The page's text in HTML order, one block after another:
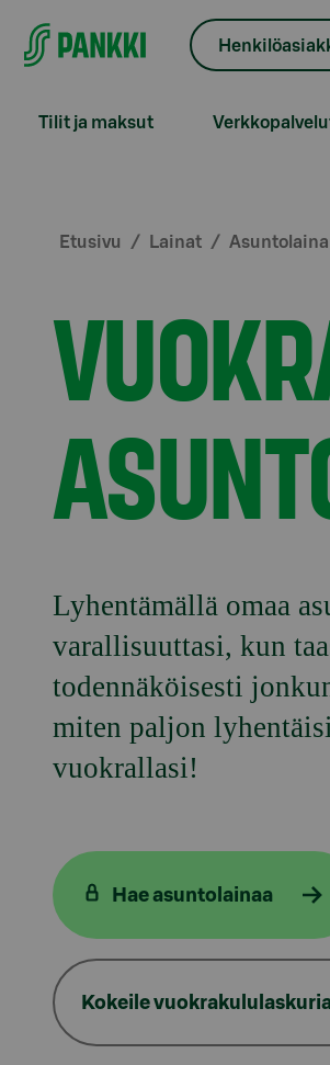
Tilit ja maksut
Etusivu Lainat Asuntolaina
Lyhentämällä omaa
varallisuuttasi, kun
todennäköisesti
miten paljon
vuokrallasi!
Hae asuntolainaa
Kokeile